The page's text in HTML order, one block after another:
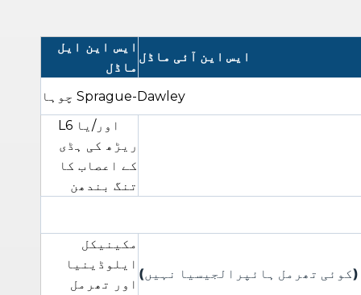
ایس این آئی ماڈل
ایس این ایل
ماڈل
Sprague-Dawley چوہا
L5 اور/یا L6
ریڑھ کی ہڈی
کے اعصاب کا
تنگ بندھن
تھرمل ہائپرالجیسیا نہیں)
مکینیکل
ایلوڈینیا
اور تھرمل